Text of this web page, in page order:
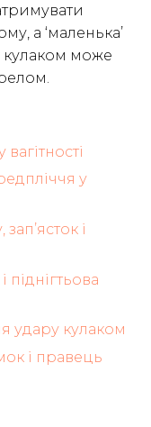
а ‘маленька’
кулаком може
у
і
удару кулаком
і правець